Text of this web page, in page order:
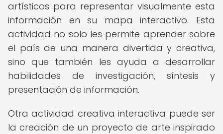
artísticos para representar visualmente esta
información en su mapa interactivo. Esta
actividad no solo les permite aprender sobre
el país de una manera divertida y creativa,
sino que también les ayuda a desarrollar
habilidades de investigación, síntesis y
presentación de información.
Otra actividad creativa interactiva puede ser
la creación de un proyecto de arte inspirado